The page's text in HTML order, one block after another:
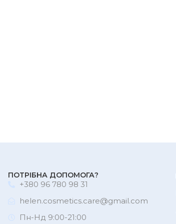
ПОТРІБНА ДОПОМОГА?
+380 96 780 98 31
helen.cosmetics.care@gmail.com
Пн-Нд 9:00-21:00